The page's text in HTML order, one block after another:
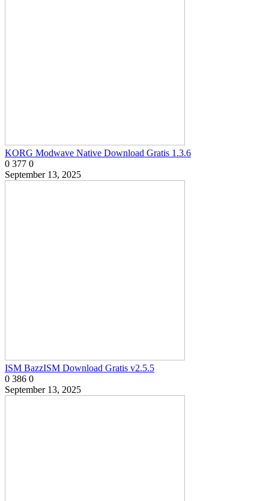
KORG Modwave Native Download Gratis 1.3.6
0 377 0
September 13, 2025
ISM BazzISM Download Gratis v2.5.5
0 386 0
September 13, 2025